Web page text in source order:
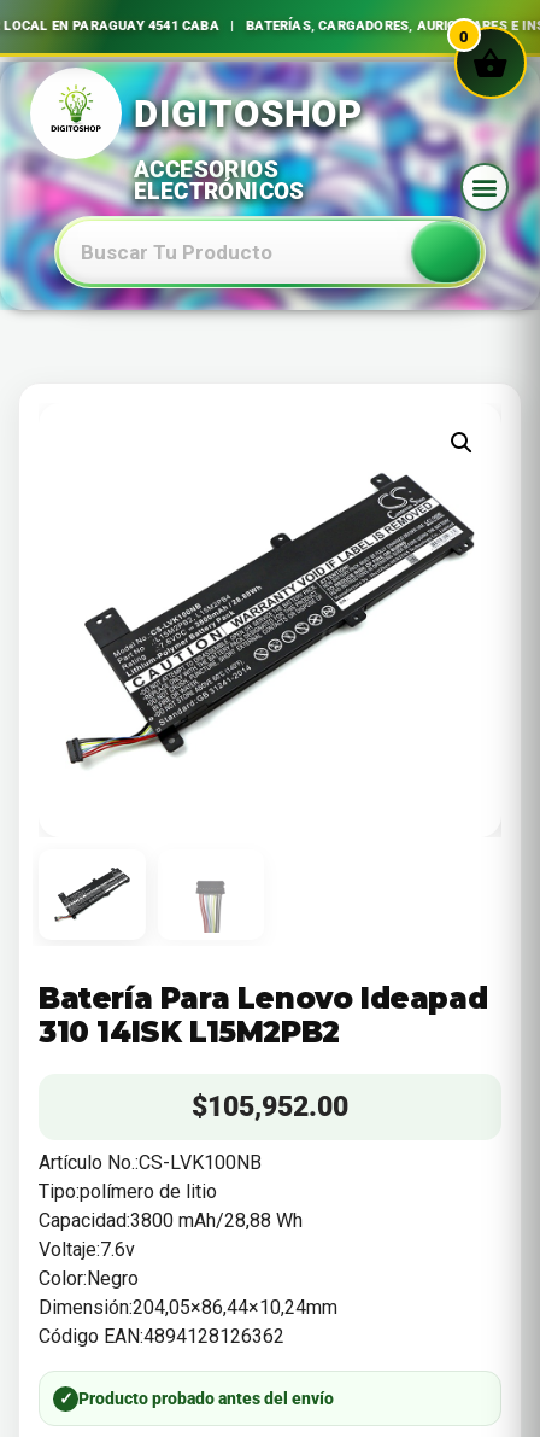
PARAGUAY 4541 CABA | BATERÍAS, CARGADORES, AURICULARES E
Ir
al
contenido
Batería Para Lenovo Ideapad
310 14ISK L15M2PB2
$105,952.00
Artículo No.:CS-LVK100NB
Tipo:polímero de litio
Capacidad:3800 mAh/28,88 Wh
Voltaje:7.6v
Color:Negro
Dimensión:204,05×86,44×10,24mm
Código EAN:4894128126362
✓ Producto probado antes del envío
0